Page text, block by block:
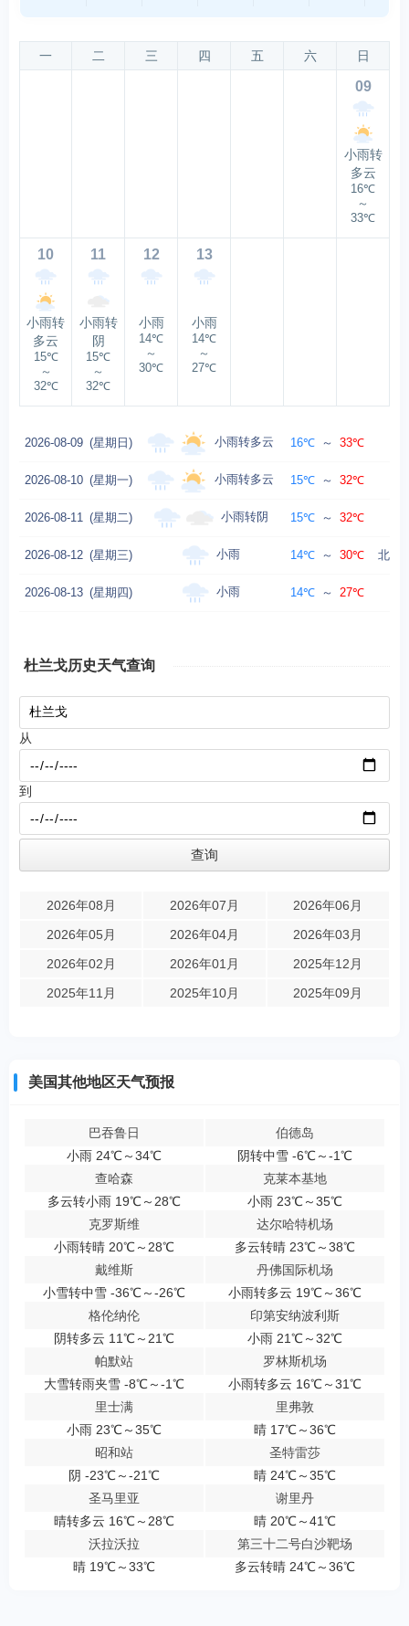
一 二 三 四 五 六 日
09
小雨转
多云
16℃
～
33℃
10
小雨转
多云
15℃
～
32℃
11
小雨转
阴
15℃
～
32℃
12
小雨
14℃
～
30℃
13
小雨
14℃
～
27℃
2026-08-09 (星期日) 小雨转多云 16℃ ～ 33℃
2026-08-10 (星期一) 小雨转多云 15℃ ～ 32℃
2026-08-11 (星期二) 小雨转阴 15℃ ～ 32℃
2026-08-12 (星期三) 小雨 14℃ ～ 30℃ 北风
2026-08-13 (星期四) 小雨 14℃ ～ 27℃
杜兰戈历史天气查询
从
到
2026年08月 2026年07月
2026年06月
2026年05月
2026年04月
2026年03月
2026年02月
2026年01月
2025年12月
2025年11月
2025年10月 2025年09月
美国其他地区天气预报
巴吞鲁日
小雨 24℃～34℃
伯德岛
阴转中雪 -6℃～-1℃
查哈森
多云转小雨 19℃～28℃
克莱本基地
小雨 23℃～35℃
克罗斯维
小雨转晴 20℃～28℃
达尔哈特机场
多云转晴 23℃～38℃
戴维斯
小雪转中雪 -36℃～-26℃
丹佛国际机场
小雨转多云 19℃～36℃
格伦纳伦
阴转多云 11℃～21℃
印第安纳波利斯
小雨 21℃～32℃
帕默站
大雪转雨夹雪 -8℃～-1℃
罗林斯机场
小雨转多云 16℃～31℃
里士满
小雨 23℃～35℃
里弗敦
晴 17℃～36℃
昭和站
阴 -23℃～-21℃
圣特雷莎
晴 24℃～35℃
圣马里亚
晴转多云 16℃～28℃
谢里丹
晴 20℃～41℃
沃拉沃拉
晴 19℃～33℃
第三十二号白沙靶场
多云转晴 24℃～36℃